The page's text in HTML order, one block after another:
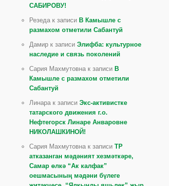
САБИРОВУ!
Резеда к записи В Камышле с
размахом отметили Сабантуй
Дамир к записиЭлифба: культурное
наследие и связь поколений
Сария Махмутовна к записи В
Камышле с размахом отметили
Сабантуй
Линара к записиЭкс-активистке
татарского движения г.о.
Нефтегорск Линаре Анваровне
НИКОЛАШКИНОЙ!
Сария Махмутовна к записиТР
атказанган мәдәният хезмәткәре,
Самар өлкә “Ак калфак”
оешмасының мәдәни бүлеге